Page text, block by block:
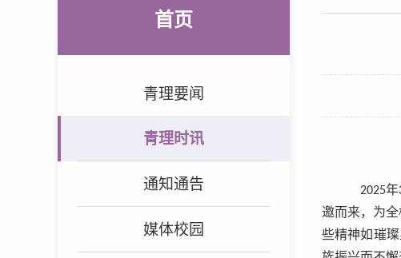
首页
青理要闻
青理时讯
通知通告
媒体校园
2025年
邀而来，为
些精神如璀